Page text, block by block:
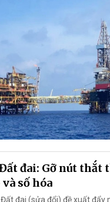
đai: Gỡ nút thắt
số hóa
đai (sửa đổi) đề xuất đẩy